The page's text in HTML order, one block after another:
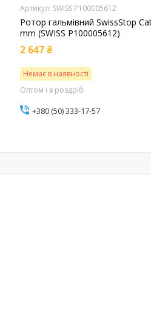
SWISS P100005612
Ротор гальмівний SwissStop
mm (SWISS P100005612)
2 647 ₴
Немає в наявності
Оптом і в роздріб
+380 (50) 333-17-57